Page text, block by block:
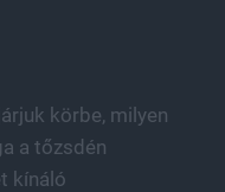
körbe, milyen
a tőzsdén
kínáló